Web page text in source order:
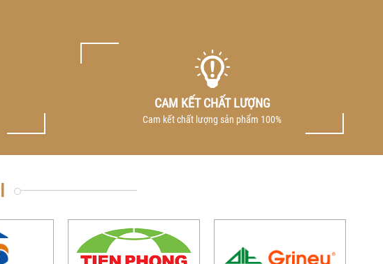
CAM KẾT CHẤT LƯỢNG
Cam kết chất lượng sản phẩm 100%